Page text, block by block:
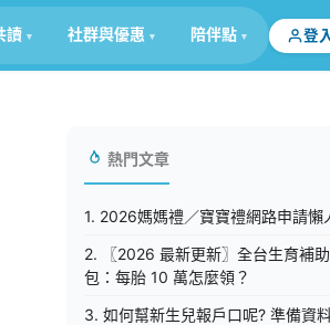
讀 社群與優惠 陪伴點 登入
熱門文章
1. 2026媽媽禮／寶寶禮網路申請懶
2. 〖2026 最新更新〗全台生育補
包：每胎 10 萬怎麼領？
3. 如何幫新生兒報戶口呢? 準備資